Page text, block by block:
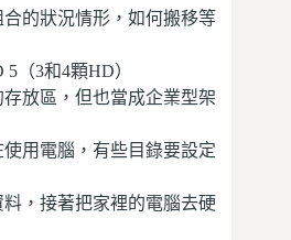
的狀況情形，如何搬移等
（3和4顆HD）
放區，但也當成企業型架
用電腦，有些目錄要設定
，接著把家裡的電腦去硬